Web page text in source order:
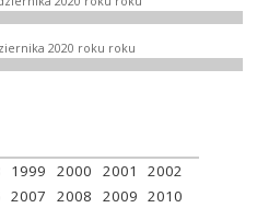
2020 roku roku
1999 2000 2001
2002
2007 2008 2009 2010